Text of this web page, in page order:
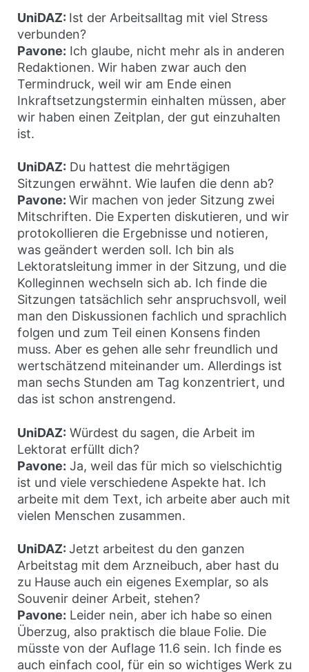
UniDAZ: Ist der Arbeitsalltag mit viel Stress
verbunden?
Pavone: Ich glaube, nicht mehr als in anderen
Redaktionen. Wir haben zwar auch den
Termindruck, weil wir am Ende einen
Inkraftsetzungstermin einhalten müssen, aber
wir haben einen Zeitplan, der gut einzuhalten
ist.
UniDAZ: Du hattest die mehrtägigen
Sitzungen erwähnt. Wie laufen die denn ab?
Pavone: Wir machen von jeder Sitzung zwei
Mitschriften. Die Experten diskutieren, und wir
protokollieren die Ergebnisse und notieren,
was geändert werden soll. Ich bin als
Lektoratsleitung immer in der Sitzung, und die
Kolleginnen wechseln sich ab. Ich finde die
Sitzungen tatsächlich sehr anspruchsvoll, weil
man den Diskussionen fachlich und sprachlich
folgen und zum Teil einen Konsens finden
muss. Aber es gehen alle sehr freundlich und
wertschätzend miteinander um. Allerdings ist
man sechs Stunden am Tag konzentriert, und
das ist schon anstrengend.
UniDAZ: Würdest du sagen, die Arbeit im
Lektorat erfüllt dich?
Pavone: Ja, weil das für mich so vielschichtig
ist und viele verschiedene Aspekte hat. Ich
arbeite mit dem Text, ich arbeite aber auch mit
vielen Menschen zusammen.
UniDAZ: Jetzt arbeitest du den ganzen
Arbeitstag mit dem Arzneibuch, aber hast du
zu Hause auch ein eigenes Exemplar, so als
Souvenir deiner Arbeit, stehen?
Pavone: Leider nein, aber ich habe so einen
Überzug, also praktisch die blaue Folie. Die
müsste von der Auflage 11.6 sein. Ich finde es
auch einfach cool, für ein so wichtiges Werk zu